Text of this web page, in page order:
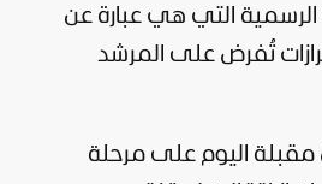
الرسمية التي هي عبارة عن
تُفرض على المرشد
مقبلة اليوم على مرحلة